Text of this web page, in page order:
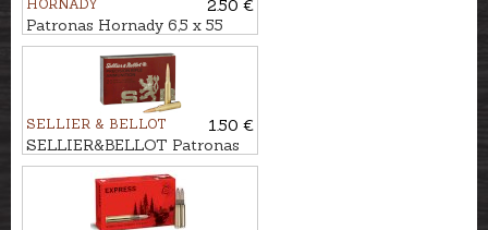
HORNADY
2.50 €
Patronas Hornady 6,5 x 55
ETX 9,1g Custom INT -
SELLIER & BELLOT
1.50 €
SELLIER&BELLOT Patronas
6,5 x 55 HPBT 9,2g